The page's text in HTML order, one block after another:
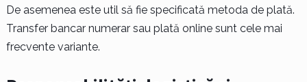
De asemenea este util să fie specificată metoda de plată.
Transfer bancar numerar sau plată online sunt cele mai
frecvente variante.